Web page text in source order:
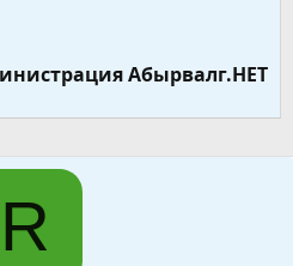
Абырвалг.НЕТ
R